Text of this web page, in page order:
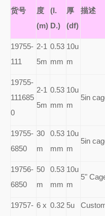
货号
度
(m)
(I.
D.)
厚
(df)
描述
19755-
111
2-1
5m
0.53
mm
10u
m
19755-
111685
0
2-1
5m
0.53
mm
10u
m
5in
19755-
6850
30
m
0.53
mm
10u
m
5in
19756-
6850
50
m
0.53
mm
10u
m
5"
19757- 6 x 0.32 5u